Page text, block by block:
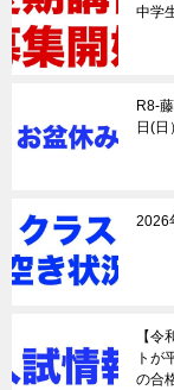
中学
R8-
日(日）
2026
【
トが
の合